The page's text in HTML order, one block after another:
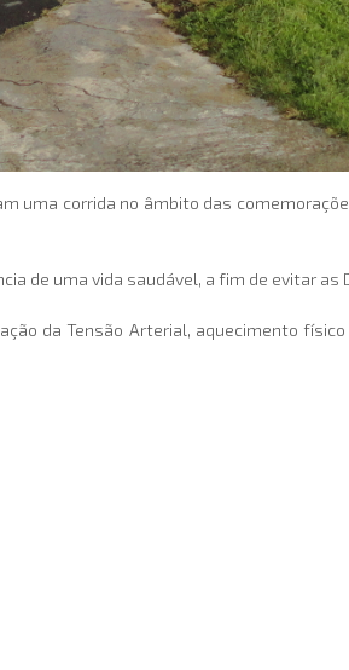
uma corrida no âmbito das
de uma vida saudável, a fim de evitar as
da Tensão Arterial, aquecimento físico